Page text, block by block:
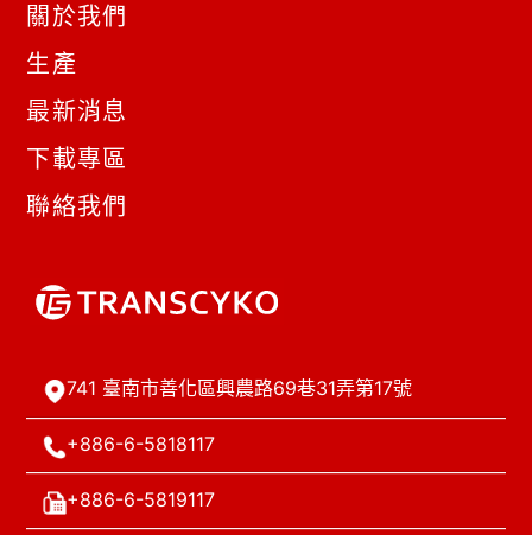
關於我們
生產
最新消息
下載專區
聯絡我們
741 臺南市善化區興農路69巷31弄第17號
+886-6-5818117
+886-6-5819117